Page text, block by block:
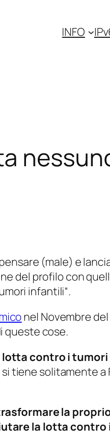
INFO
(male) e
del profilo con
infantili“.
nel Novembre
queste cose.
contro i tumori
si tiene solitamente a
la
la lotta